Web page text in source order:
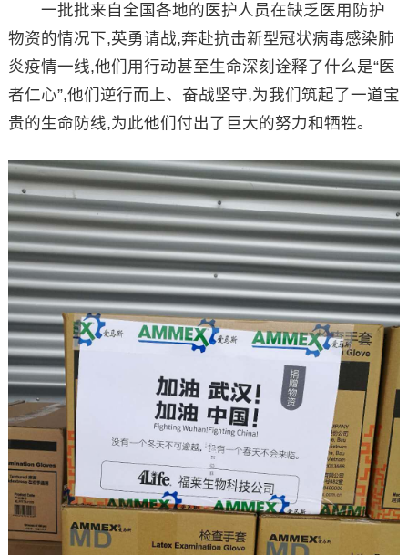
一批批来自全国各地的医护人员在缺乏医用防护
物资的情况下,英勇请战,奔赴抗击新型冠状病毒感染肺
炎疫情一线,他们用行动甚至生命深刻诠释了什么是“医
者仁心”,他们逆行而上、奋战坚守,为我们筑起了一道宝
贵的生命防线,为此他们付出了巨大的努力和牺牲。